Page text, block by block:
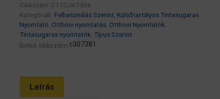
Cikkszám: C11CJ67406
Kategóriák: Felhasználás Szerint, Külsőtartályos Tintasugaras
Nyomtató, Otthoni nyomtatás, Otthoni Nyomtatók,
Tintasugaras nyomtatók, Típus Szerint
Belső cikkszám:c307381
Leírás